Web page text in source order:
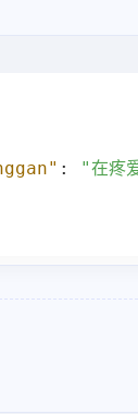
:
"在疼